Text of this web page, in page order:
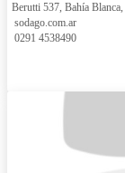
Berutti 537, Bahía
sodago.com.ar
0291 4538490